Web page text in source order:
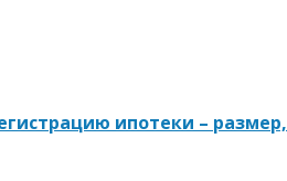
ипотеки – размер,